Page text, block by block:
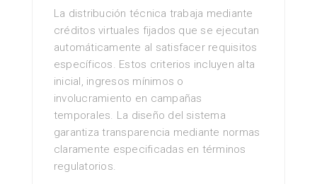
La distribución técnica trabaja mediante
créditos virtuales fijados que se ejecutan
automáticamente al satisfacer requisitos
específicos. Estos criterios incluyen alta
inicial, ingresos mínimos o
involucramiento en campañas
temporales. La diseño del sistema
garantiza transparencia mediante normas
claramente especificadas en términos
regulatorios.